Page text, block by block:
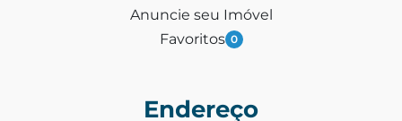
Anuncie seu Imóvel
Favoritos 0
Endereço